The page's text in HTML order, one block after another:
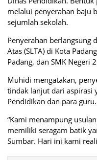
melalui penyerahan baju
sejumlah sekolah.
Penyerahan berlangsung
Atas (SLTA) di Kota
Padang, dan SMK Negeri
Muhidi mengatakan,
tindak lanjut dari aspirasi
Pendidikan dan para guru.
“Kami menampung
memiliki seragam batik
Sumbar. Hari ini kami